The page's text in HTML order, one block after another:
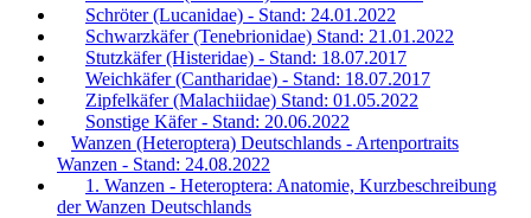
Schröter (Lucanidae) - Stand: 24.01.2022
Schwarzkäfer (Tenebrionidae) Stand: 21.01.2022
Stutzkäfer (Histeridae) - Stand: 18.07.2017
Weichkäfer (Cantharidae) - Stand: 18.07.2017
Zipfelkäfer (Malachiidae) Stand: 01.05.2022
Sonstige Käfer - Stand: 20.06.2022
Wanzen (Heteroptera) Deutschlands - Artenportraits
Wanzen - Stand: 24.08.2022
1. Wanzen - Heteroptera: Anatomie, Kurzbeschreibung
der Wanzen Deutschlands